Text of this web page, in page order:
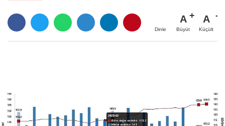
Dinle
A
Büyüt
A
Küçült